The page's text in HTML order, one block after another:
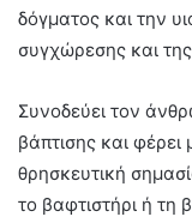
δόγματος και την
συγχώρεσης και
Συνοδεύει τον
βάπτισης και φέρει
θρησκευτική
το βαφτιστήρι ή τη